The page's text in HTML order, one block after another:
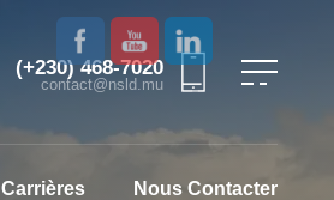
(+230) 468-7020
contact@nsld.mu
Carrières Nous Contacter